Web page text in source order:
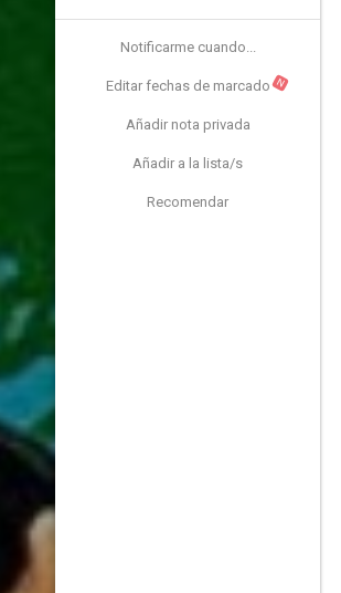
Notificarme cuando...
Editar fechas de marcado N
Añadir nota privada
Añadir a la lista/s
Recomendar